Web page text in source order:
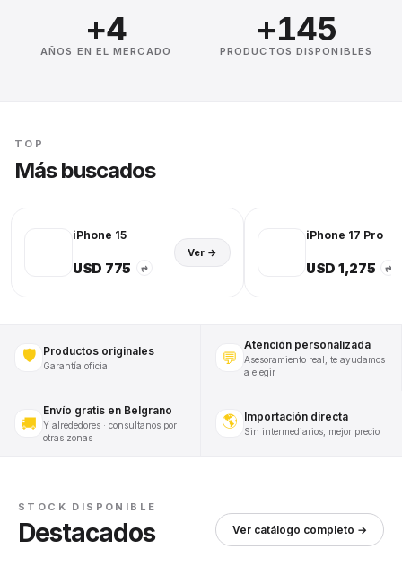
+4
AÑOS EN EL MERCADO
+145
PRODUCTOS DISPONIBLES
TOP
Más buscados
iPhone 15
USD 775 ⇄
Ver →
iPhone 17 Pro
USD 1,275 ⇄
🛡️ Productos originales
Garantía oficial 💬
Atención personalizada
Asesoramiento real, te ayudamos
a elegir
🚚
Envío gratis en Belgrano
Y alrededores · consultanos por
otras zonas
🌎 Importación directa
Sin intermediarios, mejor precio
STOCK DISPONIBLE
Destacados Ver catálogo completo →